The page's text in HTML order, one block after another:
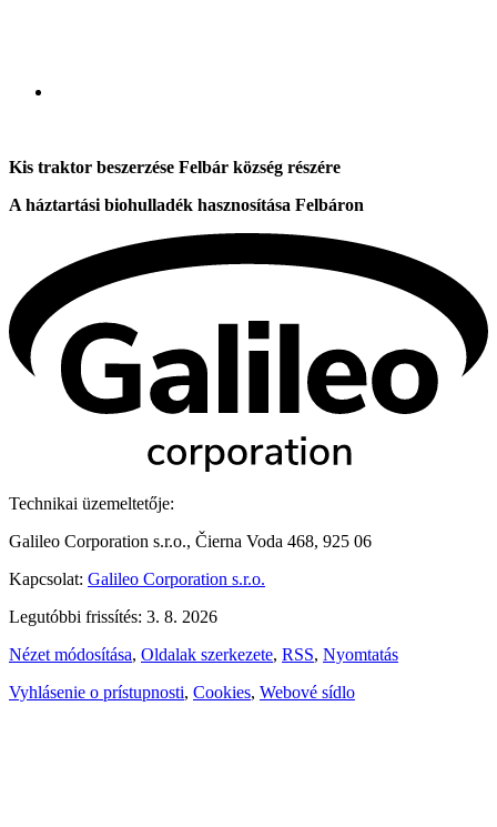
Kis traktor beszerzése Felbár község részére
A háztartási biohulladék hasznosítása Felbáron
Technikai üzemeltetője:
Galileo Corporation s.r.o., Čierna Voda 468, 925 06
Kapcsolat: Galileo Corporation s.r.o.
Legutóbbi frissítés: 3. 8. 2026
Nézet módosítása, Oldalak szerkezete, RSS, Nyomtatás
Vyhlásenie o prístupnosti, Cookies, Webové sídlo